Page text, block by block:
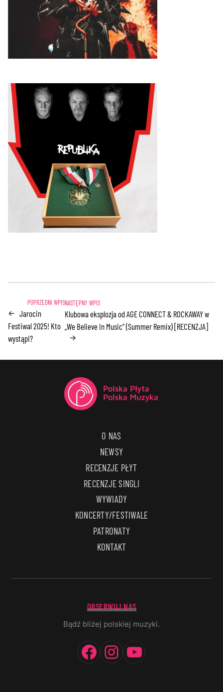
← Jarocin
Festiwal 2025! Kto
wystąpi?
Klubowa eksplozja od AGE CONNECT & ROCKAWAY w
„We Believe In Music” (Summer Remix) [RECENZJA]
→
O NAS
NEWSY
RECENZJE PŁYT
RECENZJE SINGLI
WYWIADY
KONCERTY/FESTIWALE
PATRONATY
KONTAKT
OBSERWUJ NAS
Bądź bliżej polskiej muzyki.
Facebook
Instagram